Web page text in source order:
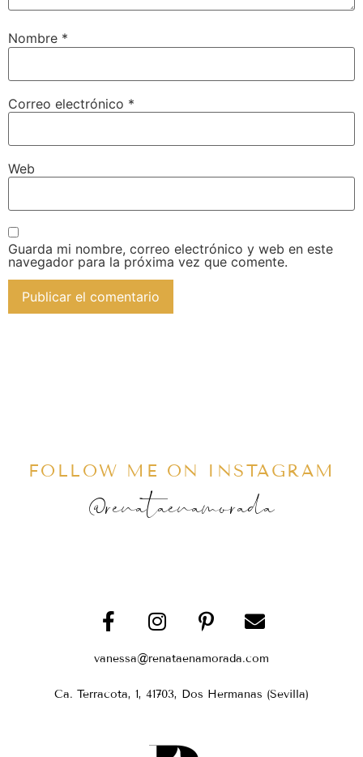
Nombre *
Correo electrónico *
Web
Guarda mi nombre, correo electrónico y web en este
navegador para la próxima vez que comente.
FOLLOW ME ON INSTAGRAM
@renataenamorada
vanessa@renataenamorada.com
Ca. Terracota, 1, 41703, Dos Hermanas (Sevilla)